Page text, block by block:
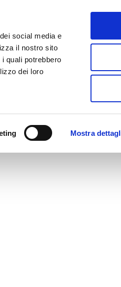
social media e
il nostro sito
quali potrebbero
dei loro
Mostra
E-COMMERCE